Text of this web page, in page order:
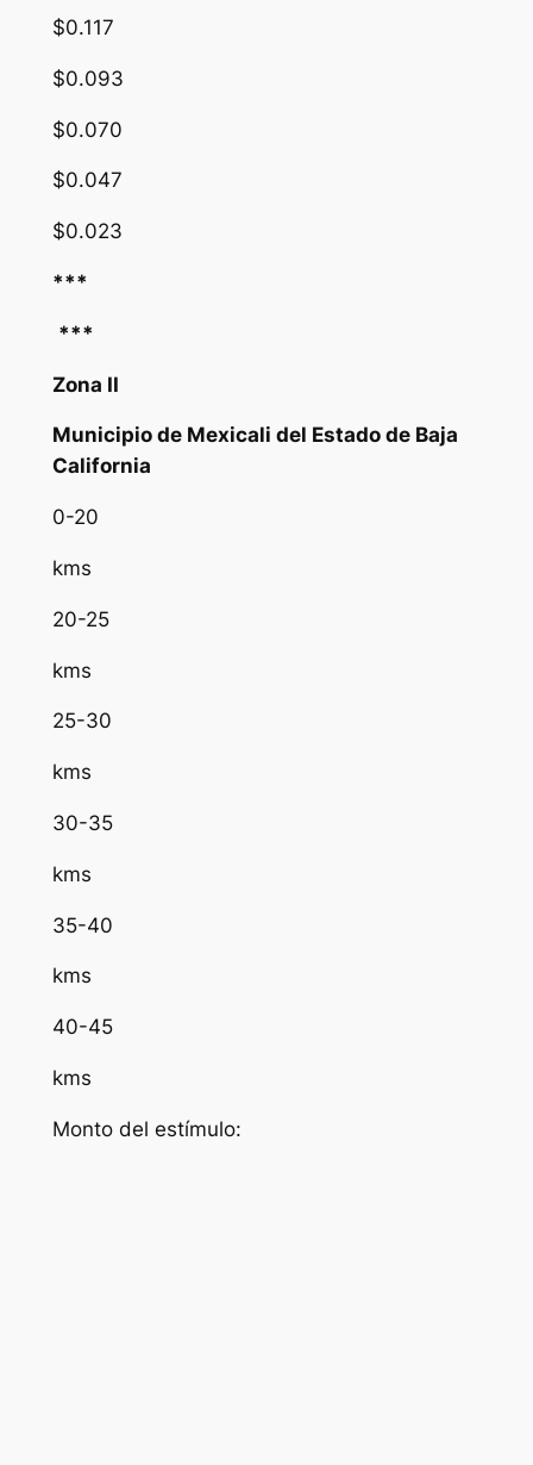
$0.117
$0.093
$0.070
$0.047
$0.023
***
***
Zona II
Municipio de Mexicali del Estado de Baja
California
0-20
kms
20-25
kms
25-30
kms
30-35
kms
35-40
kms
40-45
kms
Monto del estímulo: